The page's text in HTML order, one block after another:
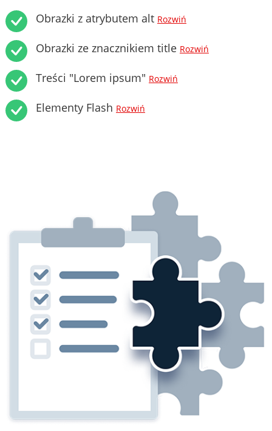
Obrazki z atrybutem alt Rozwiń
Obrazki ze znacznikiem title Rozwiń
Treści "Lorem ipsum" Rozwiń
Elementy Flash Rozwiń